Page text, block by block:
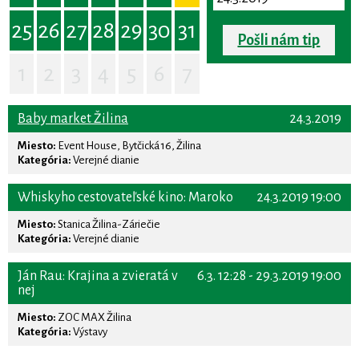
25 26 27 28 29 30 31
Pošli nám tip
24.3.2019
Baby market Žilina
Miesto: Event House, Bytčická 16, Žilina
Kategória: Verejné dianie
24.3.2019 19:00
Whiskyho cestovateľské kino: Maroko
Miesto: Stanica Žilina-Záriečie
Kategória: Verejné dianie
6.3. 12:28 - 29.3.2019 19:00
Ján Rau: Krajina a zvieratá v
nej
Miesto: ZOC MAX Žilina
Kategória: Výstavy